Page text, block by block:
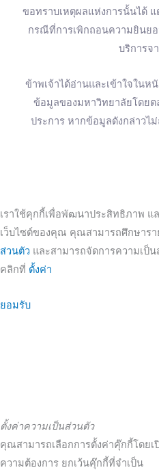
ขอทราบเหตุผลแห่งการนั้นได้
กรณีที่การเพิกถอนความยินย
บริการจ
ข้าพเจ้าได้อ่านและเข้าใจใน
ข้อมูลของมหาวิทยาลัยโดยต
ประการ หากข้อมูลดังกล่าวไ
เราใช้คุกกี้เพื่อพัฒนาประสิทธิภาพ แ
เว็บไซต์ของคุณ คุณสามารถศึกษารา
ส่วนตัว และสามารถจัดการความเป็
คลิกที่ ตั้งค่า
ยอมรับ
ตั้งค่าความเป็นส่วนตัว
คุณสามารถเลือกการตั้งค่าคุ๊กกี้โดย
ความต้องการ ยกเว้นคุ๊กกี้ที่จำเป็น